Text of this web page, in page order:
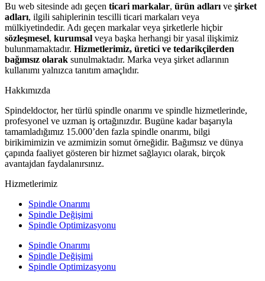
Bu web sitesinde adı geçen ticari markalar, ürün adları ve şirket
adları, ilgili sahiplerinin tescilli ticari markaları veya
mülkiyetindedir. Adı geçen markalar veya şirketlerle hiçbir
sözleşmesel, kurumsal veya başka herhangi bir yasal ilişkimiz
bulunmamaktadır. Hizmetlerimiz, üretici ve tedarikçilerden
bağımsız olarak sunulmaktadır. Marka veya şirket adlarının
kullanımı yalnızca tanıtım amaçlıdır.
Hakkımızda
Spindeldoctor, her türlü spindle onarımı ve spindle hizmetlerinde,
profesyonel ve uzman iş ortağınızdır. Bugüne kadar başarıyla
tamamladığımız 15.000’den fazla spindle onarımı, bilgi
birikimimizin ve azmimizin somut örneğidir. Bağımsız ve dünya
çapında faaliyet gösteren bir hizmet sağlayıcı olarak, birçok
avantajdan faydalanırsınız.
Hizmetlerimiz
Spindle Onarımı
Spindle Değişimi
Spindle Optimizasyonu
Spindle Onarımı
Spindle Değişimi
Spindle Optimizasyonu